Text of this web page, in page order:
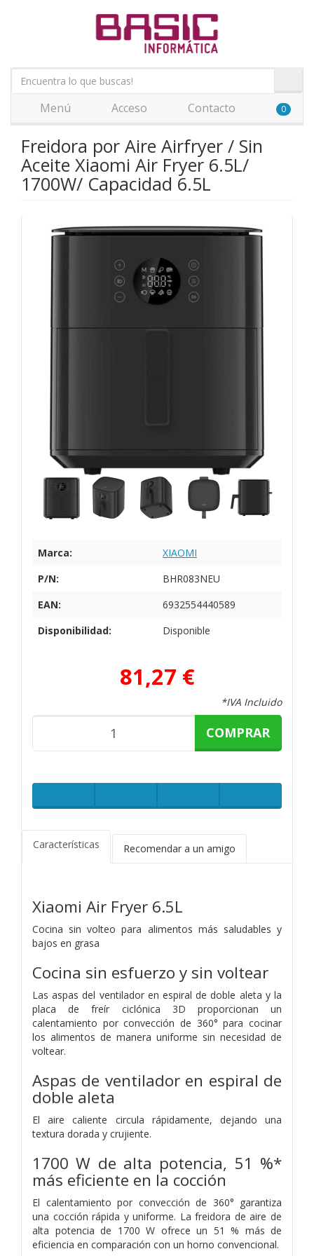
Menú Acceso Contacto 0
Freidora por Aire Airfryer / Sin
Aceite Xiaomi Air Fryer 6.5L/
1700W/ Capacidad 6.5L
Marca:
XIAOMI
P/N:
BHR083NEU
EAN:
6932554440589
Disponibilidad:
Disponible
81,27 €
*IVA Incluido
COMPRAR
Características Recomendar a un amigo
Xiaomi Air Fryer 6.5L
Cocina sin volteo para alimentos más saludables y
bajos en grasa
Cocina sin esfuerzo y sin voltear
Las aspas del ventilador en espiral de doble aleta y la
placa de freír ciclónica 3D proporcionan un
calentamiento por convección de 360° para cocinar
los alimentos de manera uniforme sin necesidad de
voltear.
Aspas de ventilador en espiral de
doble aleta
El aire caliente circula rápidamente, dejando una
textura dorada y crujiente.
1700 W de alta potencia, 51 %*
más eficiente en la cocción
El calentamiento por convección de 360° garantiza
una cocción rápida y uniforme. La freidora de aire de
alta potencia de 1700 W ofrece un 51 % más de
eficiencia en comparación con un horno convencional.